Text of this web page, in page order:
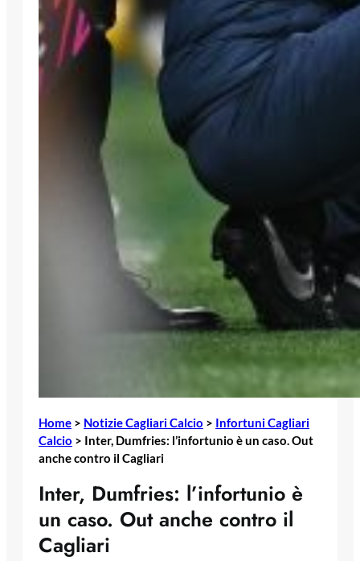
Home > Notizie Cagliari Calcio > Infortuni Cagliari
Calcio > Inter, Dumfries: l’infortunio è un caso. Out
anche contro il Cagliari
Inter, Dumfries: l’infortunio è
un caso. Out anche contro il
Cagliari